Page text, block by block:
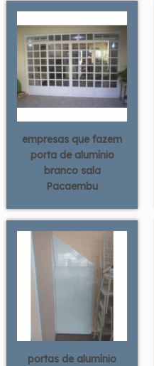
empresas que fazem
porta de alumínio
branco sala
Pacaembu
portas de alumínio